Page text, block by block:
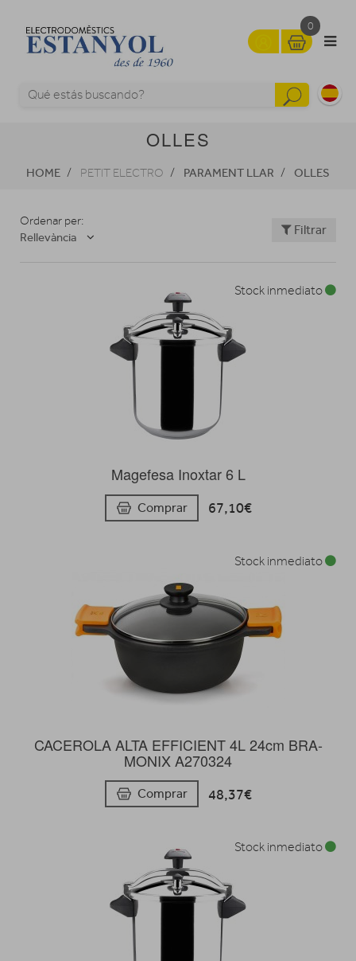
0
OLLES
HOME PETIT ELECTRO PARAMENT LLAR OLLES
Ordenar per:
Rellevància
Filtrar
Magefesa Inoxtar 6 L
Comprar 67,10€
Stock inmediato
CACEROLA ALTA EFFICIENT 4L 24cm BRA-
MONIX A270324
Comprar 48,37€
Stock inmediato
Stock inmediato